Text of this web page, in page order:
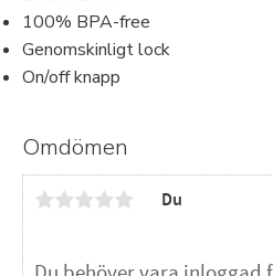
100% BPA-free
Genomskinligt lock
On/off knapp
Omdömen
Du